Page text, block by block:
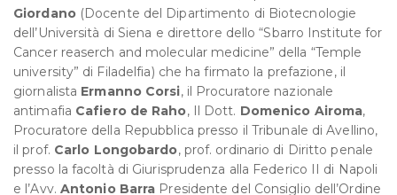
Giordano(Docente del Dipartimento di Biotecnologie
dell’Università di Siena e direttore dello “Sbarro Institute for
Cancer reaserch and molecular medicine” della “Temple
university” di Filadelfia) che ha firmato la prefazione, il
giornalista Ermanno Corsi, il Procuratore nazionale
antimafia Cafiero de Raho, Il Dott. Domenico Airoma,
Procuratore della Repubblica presso il Tribunale di Avellino,
il prof. Carlo Longobardo, prof. ordinario di Diritto penale
presso la facoltà di Giurisprudenza alla Federico II di Napoli
e l’Avv. Antonio Barra Presidente del Consiglio dell’Ordine